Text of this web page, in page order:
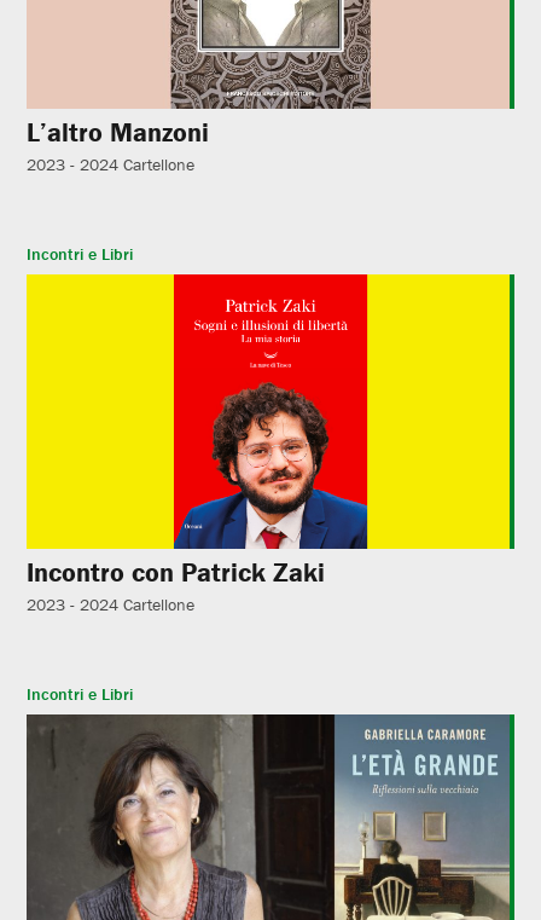
L’altro Manzoni
2023 - 2024 Cartellone
Incontri e Libri
Incontro con Patrick Zaki
2023 - 2024 Cartellone
Incontri e Libri